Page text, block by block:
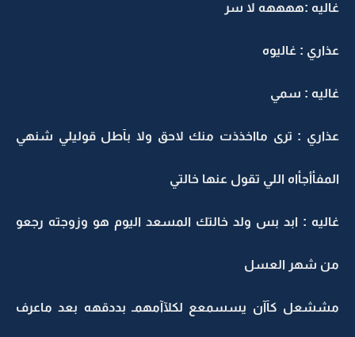
غاليه :ههههه لا سر
عذاري : غاليوه
غاليه : سمي
عذاري : ترى مااخذذت منك لاحق ولا بآطل قوليلي شنهي
المفأأجأاه اللي تقول عنها خالتي
غاليه : ابد بس ولد خالتك المسعد اليوم هو وزوجته رجعو
من شهر العسل
مششعل كآآن يسسمعع لكلآآمهمـ بددقهه بعد ماعرف